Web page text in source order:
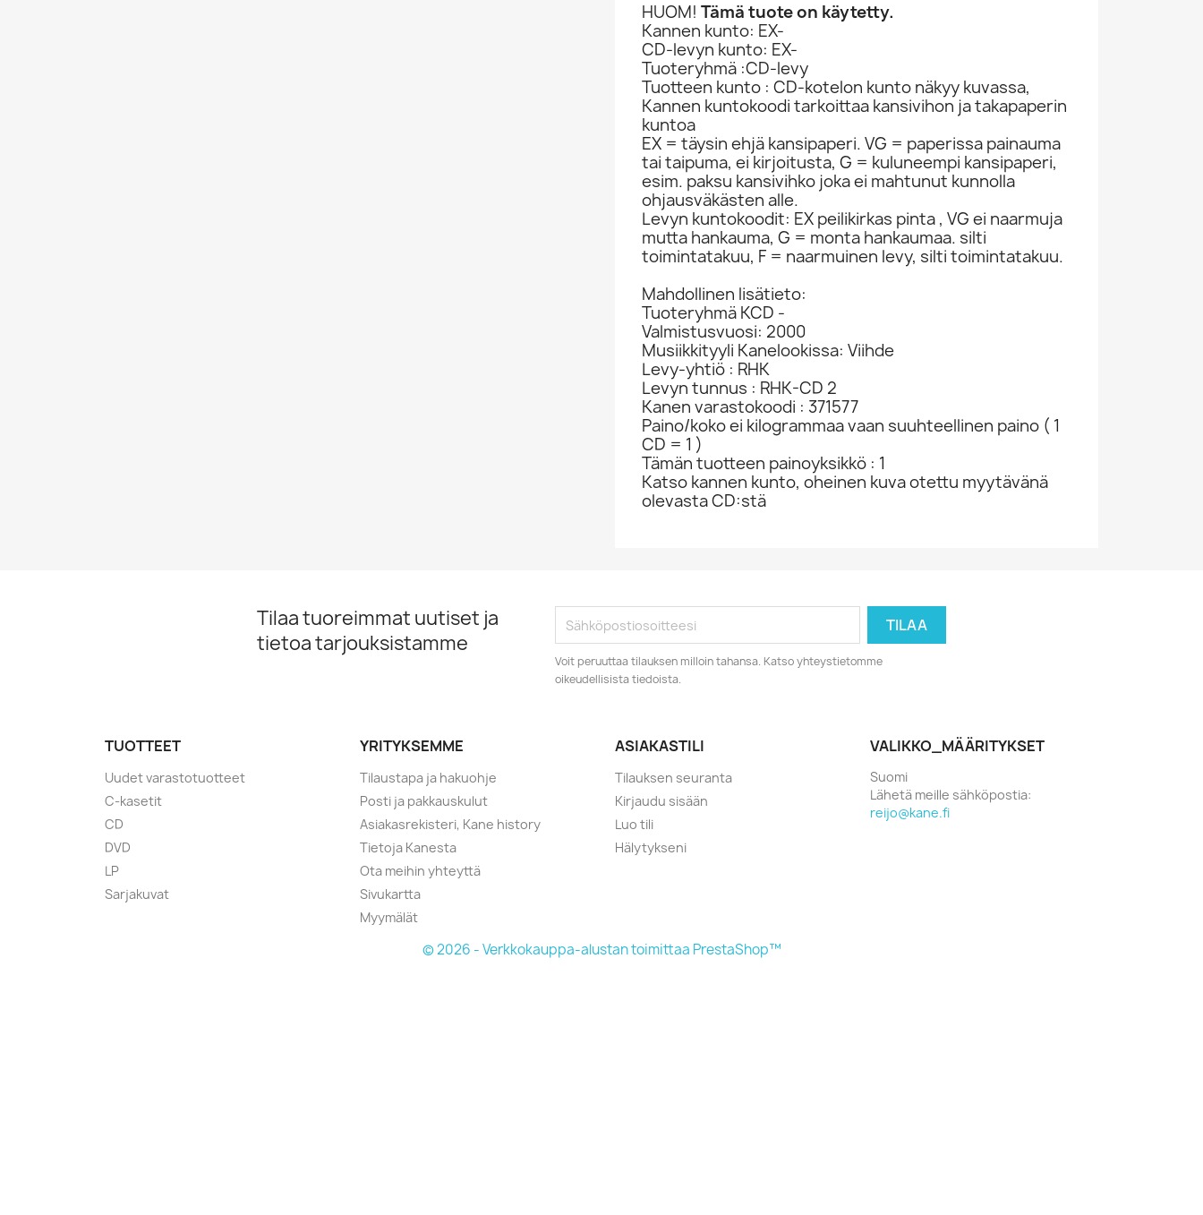
HUOM! Tämä tuote on käytetty.
Kannen kunto: EX-
CD-levyn kunto: EX-
Tuoteryhmä :CD-levy
Tuotteen kunto : CD-kotelon kunto näkyy kuvassa,
Kannen kuntokoodi tarkoittaa kansivihon ja takapaperin
kuntoa
EX = täysin ehjä kansipaperi. VG = paperissa painauma
tai taipuma, ei kirjoitusta, G = kuluneempi kansipaperi,
esim. paksu kansivihko joka ei mahtunut kunnolla
ohjausväkästen alle.
Levyn kuntokoodit: EX peilikirkas pinta , VG ei naarmuja
mutta hankauma, G = monta hankaumaa. silti
toimintatakuu, F = naarmuinen levy, silti toimintatakuu.
Mahdollinen lisätieto:
Tuoteryhmä KCD -
Valmistusvuosi: 2000
Musiikkityyli Kanelookissa: Viihde
Levy-yhtiö : RHK
Levyn tunnus : RHK-CD 2
Kanen varastokoodi : 371577
Paino/koko ei kilogrammaa vaan suuhteellinen paino ( 1
CD = 1 )
Tämän tuotteen painoyksikkö : 1
Katso kannen kunto, oheinen kuva otettu myytävänä
olevasta CD:stä
Tilaa tuoreimmat uutiset ja
tietoa tarjouksistamme
Voit peruuttaa tilauksen milloin tahansa. Katso yhteystietomme
oikeudellisista tiedoista.
TUOTTEET
Uudet varastotuotteet
C-kasetit
CD
DVD
LP
Sarjakuvat
YRITYKSEMME
Tilaustapa ja hakuohje
Posti ja pakkauskulut
Asiakasrekisteri, Kane history
Tietoja Kanesta
Ota meihin yhteyttä
Sivukartta
Myymälät
ASIAKASTILI
Tilauksen seuranta
Kirjaudu sisään
Luo tili
Hälytykseni
VALIKKO_MÄÄRITYKSET
Suomi
Lähetä meille sähköpostia:
reijo@kane.fi
© 2026 - Verkkokauppa-alustan toimittaa PrestaShop™